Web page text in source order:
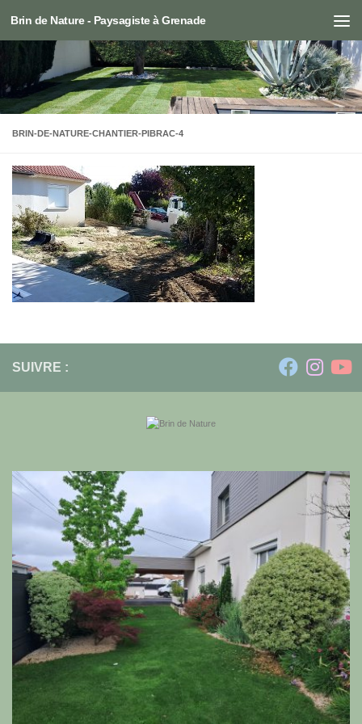
Skip to content
Brin de Nature - Paysagiste à Grenade
BRIN-DE-NATURE-CHANTIER-PIBRAC-4
SUIVRE :